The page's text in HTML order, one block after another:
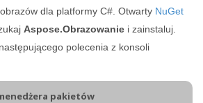
dla platformy C#. Otwarty NuGet
Aspose.Obrazowanie i zainstaluj.
polecenia z konsoli
pakietów